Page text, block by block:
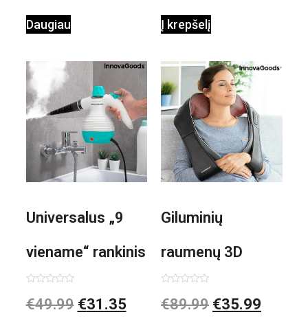
Daugiau Į krepšelį
Universalus „9
viename“ rankinis
garintuvas su
0
iš
€49.99 €31.35
Giluminių
raumenų 3D
elektrinis
0
iš
€89.99 €35.99